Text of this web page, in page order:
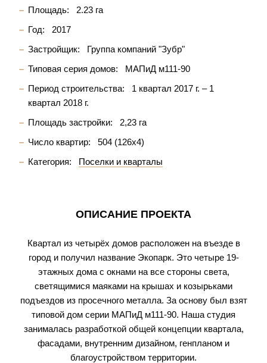
Площадь:
2.23 га
Год:
2017
Застройщик:
Группа компаний "Зубр"
Типовая серия домов:
МАПиД м111-90
Период строительства:
1 квартал 2017 г. – 1
квартал 2018 г.
Площадь застройки:
2,23 га
Число квартир:
504 (126х4)
Категория:
Поселки и кварталы
ОПИСАНИЕ ПРОЕКТА
Квартал из четырёх домов расположен на въезде в
город и получил название Экопарк. Это четыре 19-
этажных дома с окнами на все стороны света,
светящимися маяками на крышах и козырьками
подъездов из просечного металла. За основу был взят
типовой дом серии МАПиД м111-90. Наша студия
занималась разработкой общей концепции квартала,
фасадами, внутренним дизайном, генпланом и
благоустройством территории.